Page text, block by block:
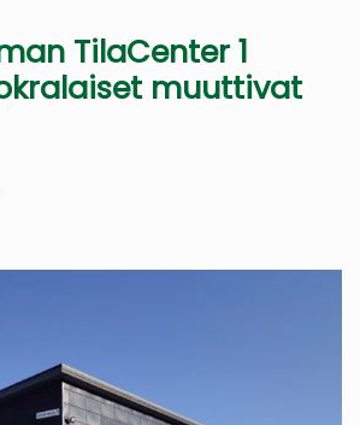
TilaCenter 1
muuttivat